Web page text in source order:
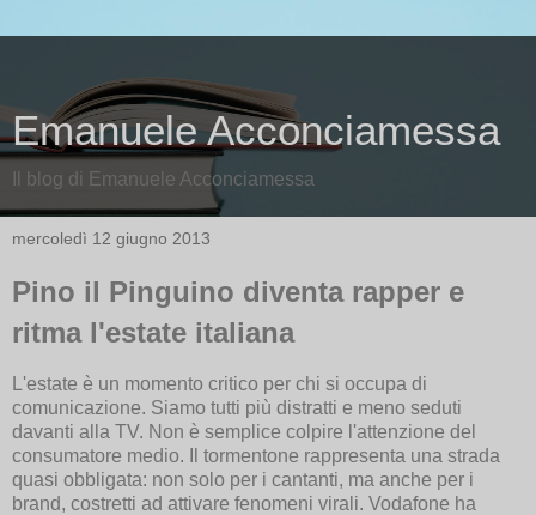
Emanuele Acconciamessa
Il blog di Emanuele Acconciamessa
mercoledì 12 giugno 2013
Pino il Pinguino diventa rapper e
ritma l'estate italiana
L'estate è un momento critico per chi si occupa di
comunicazione. Siamo tutti più distratti e meno seduti
davanti alla TV. Non è semplice colpire l'attenzione del
consumatore medio. Il tormentone rappresenta una strada
quasi obbligata: non solo per i cantanti, ma anche per i
brand, costretti ad attivare fenomeni virali. Vodafone ha